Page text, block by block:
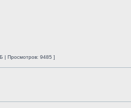
| Просмотров: 9485 ]